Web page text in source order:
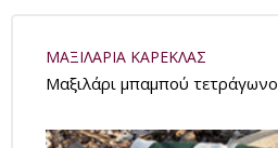
ΜΑΞΙΛΑΡΙΑ ΚΑΡΕΚΛΑΣ
Μαξιλάρι μπαμπού τετράγωνο